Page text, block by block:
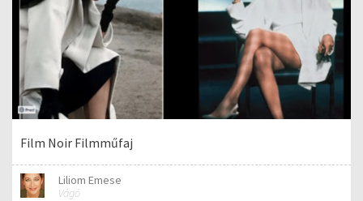
Film Noir Filmműfaj
Liliom Emese
Vágó